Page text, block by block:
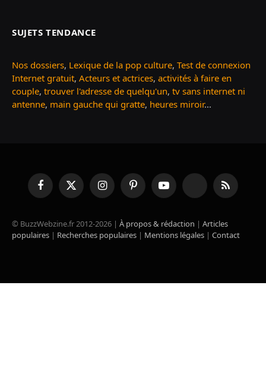
SUJETS TENDANCE
Nos dossiers, Lexique de la pop culture, Test de connexion
Internet gratuit, Acteurs et actrices, activités à faire en
couple, trouver l'adresse de quelqu'un, tv sans internet ni
antenne, main gauche qui gratte, heures miroir...
FacebookX
(Twitter)
InstagramPinterestYouTube TikTok RSS
© BuzzWebzine.fr 2012-2026 | À propos & rédaction | Articles
populaires | Recherches populaires | Mentions légales | Contact